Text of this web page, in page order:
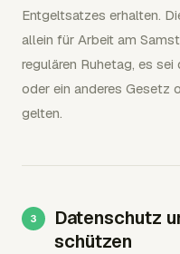
Entgeltsatzes erhalten.
allein für Arbeit am
regulären Ruhetag, es
oder ein anderes Gesetz
gelten.
Datenschutz
schützen